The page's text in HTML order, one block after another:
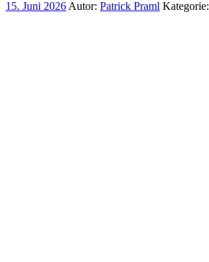
15. Juni 2026 Autor: Patrick Praml Kategorie: